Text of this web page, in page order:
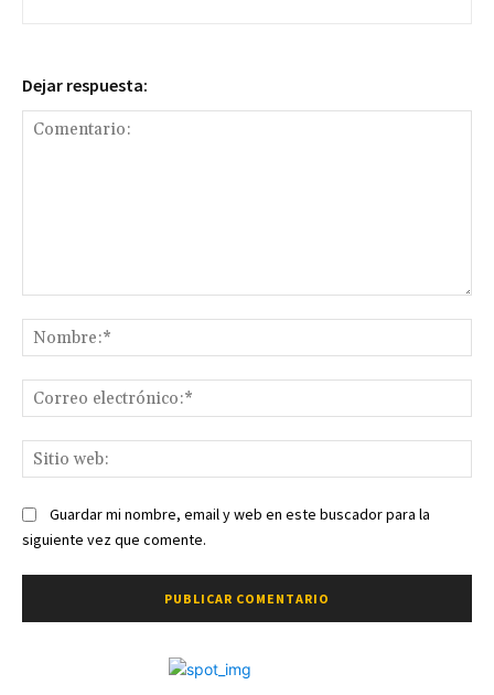
Dejar respuesta:
Guardar mi nombre, email y web en este buscador para la
siguiente vez que comente.